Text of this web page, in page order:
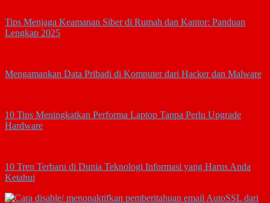
Tips Menjaga Keamanan Siber di Rumah dan Kantor: Panduan
Lengkap 2025
Mengamankan Data Pribadi di Komputer dari Hacker dan Malware
10 Tips Meningkatkan Performa Laptop Tanpa Perlu Upgrade
Hardware
10 Tren Terbaru di Dunia Teknologi Informasi yang Harus Anda
Ketahui